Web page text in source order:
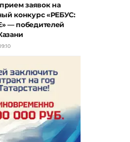
заявок на
конкурс «РЕБУС:
— победителей